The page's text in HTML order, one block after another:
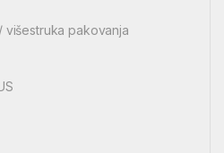
pakovanja